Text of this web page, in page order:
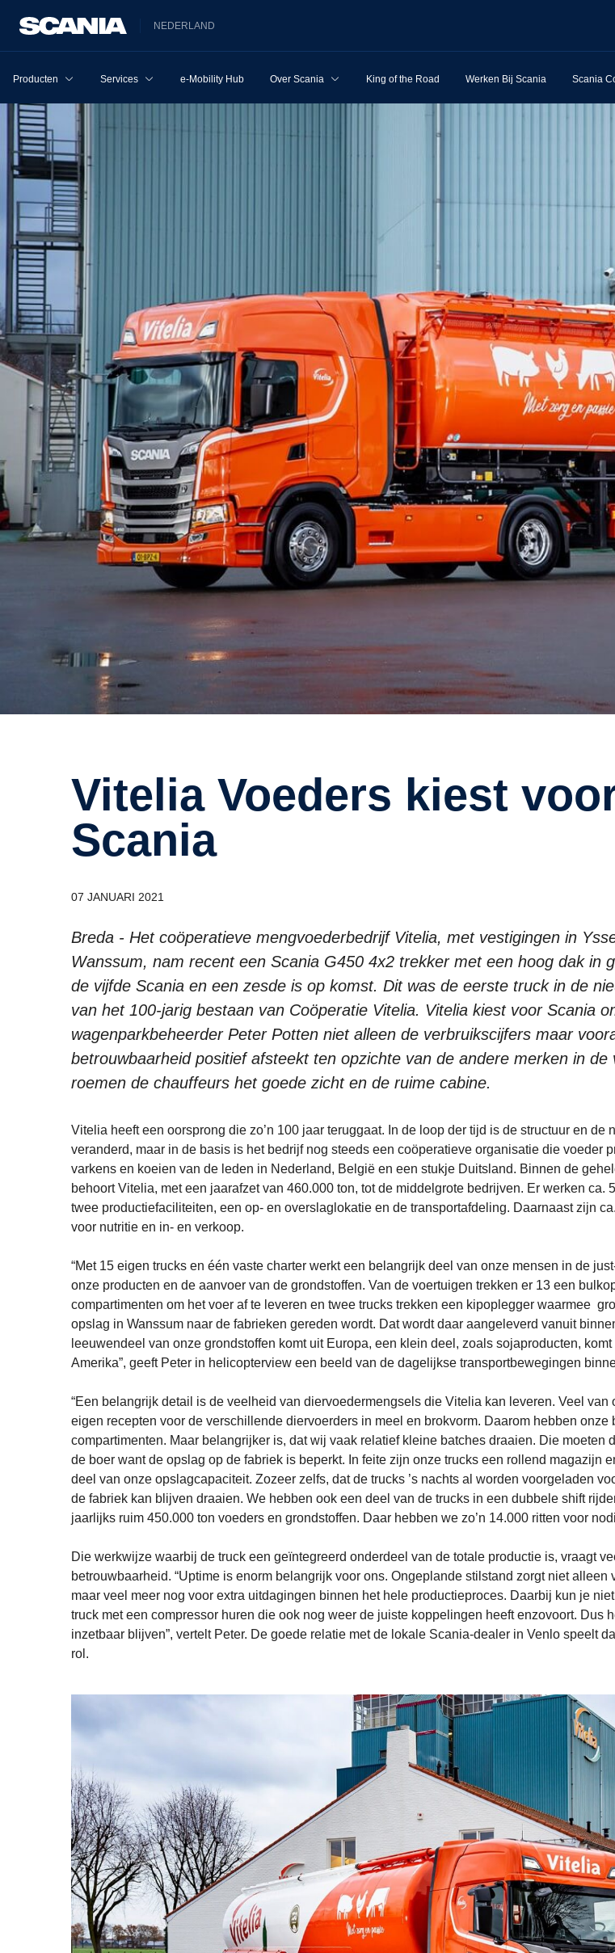
NEDERLAND
Producten Services e-Mobility Hub Over Scania King of the Road Werken Bij Scania Scania
Vitelia Voeders kiest voor
Scania
07 JANUARI 2021
Breda - Het coöperatieve mengvoederbedrijf Vitelia, met vestigingen in
Wanssum, nam recent een Scania G450 4x2 trekker met een hoog dak in
de vijfde Scania en een zesde is op komst. Dit was de eerste truck in de
van het 100-jarig bestaan van Coöperatie Vitelia. Vitelia kiest voor Scania
wagenparkbeheerder Peter Potten niet alleen de verbruikscijfers maar
betrouwbaarheid positief afsteekt ten opzichte van de andere merken in de
roemen de chauffeurs het goede zicht en de ruime cabine.
Vitelia heeft een oorsprong die zo’n 100 jaar teruggaat. In de loop der tijd is de structuur en de
veranderd, maar in de basis is het bedrijf nog steeds een coöperatieve organisatie die voeder
varkens en koeien van de leden in Nederland, België en een stukje Duitsland. Binnen de
behoort Vitelia, met een jaarafzet van 460.000 ton, tot de middelgrote bedrijven. Er werken ca.
twee productiefaciliteiten, een op- en overslaglokatie en de transportafdeling. Daarnaast zijn
voor nutritie en in- en verkoop.
“Met 15 eigen trucks en één vaste charter werkt een belangrijk deel van onze mensen in de
onze producten en de aanvoer van de grondstoffen. Van de voertuigen trekken er 13 een
compartimenten om het voer af te leveren en twee trucks trekken een kipoplegger waarmee
opslag in Wanssum naar de fabrieken gereden wordt. Dat wordt daar aangeleverd vanuit
leeuwendeel van onze grondstoffen komt uit Europa, een klein deel, zoals sojaproducten,
Amerika”, geeft Peter in helicopterview een beeld van de dagelijkse transportbewegingen
“Een belangrijk detail is de veelheid van diervoedermengsels die Vitelia kan leveren. Veel van
eigen recepten voor de verschillende diervoerders in meel en brokvorm. Daarom hebben onze
compartimenten. Maar belangrijker is, dat wij vaak relatief kleine batches draaien. Die moeten
de boer want de opslag op de fabriek is beperkt. In feite zijn onze trucks een rollend magazijn
deel van onze opslagcapaciteit. Zozeer zelfs, dat de trucks ’s nachts al worden voorgeladen
de fabriek kan blijven draaien. We hebben ook een deel van de trucks in een dubbele shift
jaarlijks ruim 450.000 ton voeders en grondstoffen. Daar hebben we zo’n 14.000 ritten voor
Die werkwijze waarbij de truck een geïntegreerd onderdeel van de totale productie is, vraagt
betrouwbaarheid. “Uptime is enorm belangrijk voor ons. Ongeplande stilstand zorgt niet alleen
maar veel meer nog voor extra uitdagingen binnen het hele productieproces. Daarbij kun je
truck met een compressor huren die ook nog weer de juiste koppelingen heeft enzovoort. Dus
inzetbaar blijven”, vertelt Peter. De goede relatie met de lokale Scania-dealer in Venlo speelt
rol.